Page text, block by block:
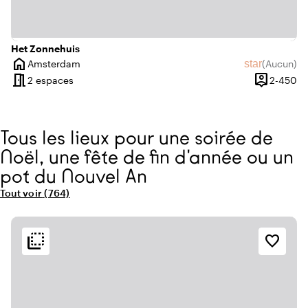
Het Zonnehuis
home
VilleAmsterdam star(Aucun)
Aucun avis
meeting_room2 espaces person_pin
Capacité
2-450
Tous les lieux pour une soirée de
Noël, une fête de fin d'année ou un
pot du Nouvel An
Tout voir (764)
flip_to_back favorite_border
flip_to_back Ambiance
info
Tendance
Accessibilité et emplacement
emoji_nature
Au cœur de la nature